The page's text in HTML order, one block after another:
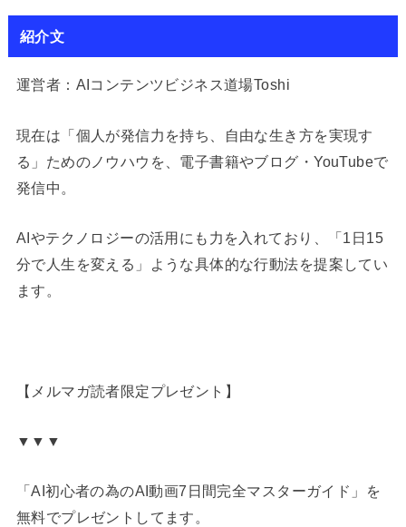
紹介文
運営者：AIコンテンツビジネス道場Toshi
現在は「個人が発信力を持ち、自由な生き方を実現す
る」ためのノウハウを、電子書籍やブログ・YouTubeで
発信中。
AIやテクノロジーの活用にも力を入れており、「1日15
分で人生を変える」ような具体的な行動法を提案してい
ます。
【メルマガ読者限定プレゼント】
▼▼▼
「AI初心者の為のAI動画7日間完全マスターガイド」を
無料でプレゼントしてます。